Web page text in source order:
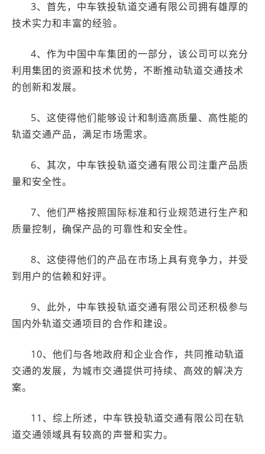
3、首先，中车铁投轨道交通有限公司拥有雄厚的
技术实力和丰富的经验。
4、作为中国中车集团的一部分，该公司可以充分
利用集团的资源和技术优势，不断推动轨道交通技术
的创新和发展。
5、这使得他们能够设计和制造高质量、高性能的
轨道交通产品，满足市场需求。
6、其次，中车铁投轨道交通有限公司注重产品质
量和安全性。
7、他们严格按照国际标准和行业规范进行生产和
质量控制，确保产品的可靠性和安全性。
8、这使得他们的产品在市场上具有竞争力，并受
到用户的信赖和好评。
9、此外，中车铁投轨道交通有限公司还积极参与
国内外轨道交通项目的合作和建设。
10、他们与各地政府和企业合作，共同推动轨道
交通的发展，为城市交通提供可持续、高效的解决方
案。
11、综上所述，中车铁投轨道交通有限公司在轨
道交通领域具有较高的声誉和实力。